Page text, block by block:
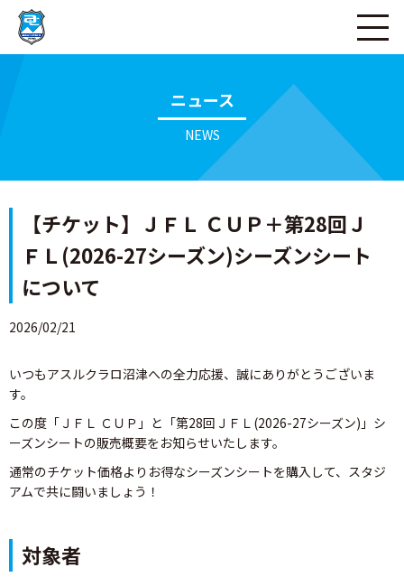
ニュース
NEWS
【チケット】ＪＦＬ ＣＵＰ＋第28回Ｊ
ＦＬ(2026-27シーズン)シーズンシート
について
2026/02/21
いつもアスルクラロ沼津への全力応援、誠にありがとうございま
す。
この度「ＪＦＬ ＣＵＰ」と「第28回ＪＦＬ(2026-27シーズン)」シ
ーズンシートの販売概要をお知らせいたします。
通常のチケット価格よりお得なシーズンシートを購入して、スタジ
アムで共に闘いましょう！
対象者